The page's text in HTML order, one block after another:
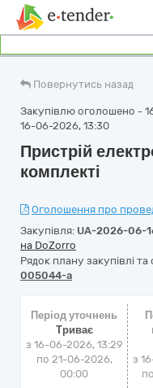
Повернутись назад
Закупівлю оголошено -
16-06-2026, 13:30
Пристрій
комплекті
Оголошення про
Закупівля: UA-2026-06-
на DoZorro
Рядок плану закупівлі
005044-a
Період уточнень
Триває
з 16-06-2026, 13:29
по 21-06-2026,
00:00
з